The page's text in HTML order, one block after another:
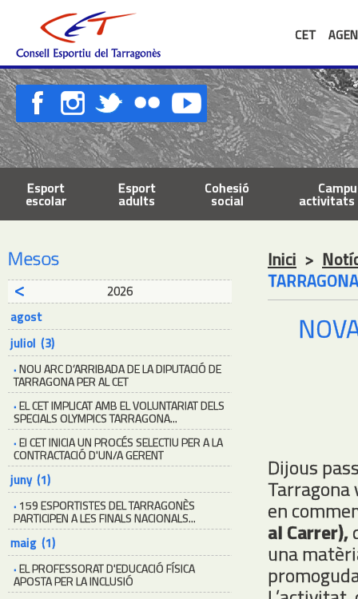
CET
Esport
escolar
Esport
adults
Cohesió
social activitats
Mesos
2026
agost
juliol (3)
·NOU ARC D’ARRIBADA DE LA DIPUTACIÓ DE
TARRAGONA PER AL CET
·EL CET IMPLICAT AMB EL VOLUNTARIAT DELS
SPECIALS OLYMPICS TARRAGONA...
·El CET INICIA UN PROCÉS SELECTIU PER A LA
CONTRACTACIÓ D'UN/A GERENT
juny (1)
· 159 ESPORTISTES DEL TARRAGONÈS
PARTICIPEN A LES FINALS NACIONALS...
maig (1)
·EL PROFESSORAT D'EDUCACIÓ FÍSICA
APOSTA PER LA INCLUSIÓ
Inici >
TARRAGONA
Dijous
Tarragona
en
al Carrer),
una